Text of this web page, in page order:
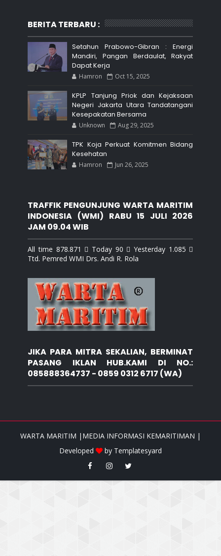
BERITA TERBARU :
Setahun Prabowo-Gibran : Energi
Mandiri, Pangan Berdaulat, Rakyat
Dapat Kerja
Hamron Oct 15, 2025
KPLP Tanjung Priok dan Kejaksaan
Negeri Jakarta Utara Tandatangani
Kesepakatan Bersama
Unknown Aug 29, 2025
TPK Koja Perkuat Komitmen Bidang
Kesehatan
Hamron Jun 26, 2025
TRAFFIK PENGUNJUNG WARTA MARITIM
INDONESIA (WMI) RABU 15 JULI 2026
JAM 09.04 WIB
All time 878.871  Today 90  Yesterday 1.085 
Ttd. Pemred WMI Drs. Andi R. Rola
JIKA PARA MITRA SEKALIAN, BERMINAT
PASANG IKLAN HUB.KAMI DI NO.:
085888364737 - 0859 0312 6717 (WA)
WARTA MARITIM |MEDIA INFORMASI KEMARITIMAN |
Developed
by Templatesyard